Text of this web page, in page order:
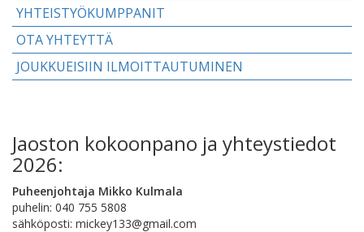
YHTEISTYÖKUMPPANIT
OTA YHTEYTTÄ
JOUKKUEISIIN ILMOITTAUTUMINEN
Jaoston kokoonpano ja yhteystiedot
2026:
Puheenjohtaja Mikko Kulmala
puhelin: 040 755 5808
sähköposti: mickey133@gmail.com